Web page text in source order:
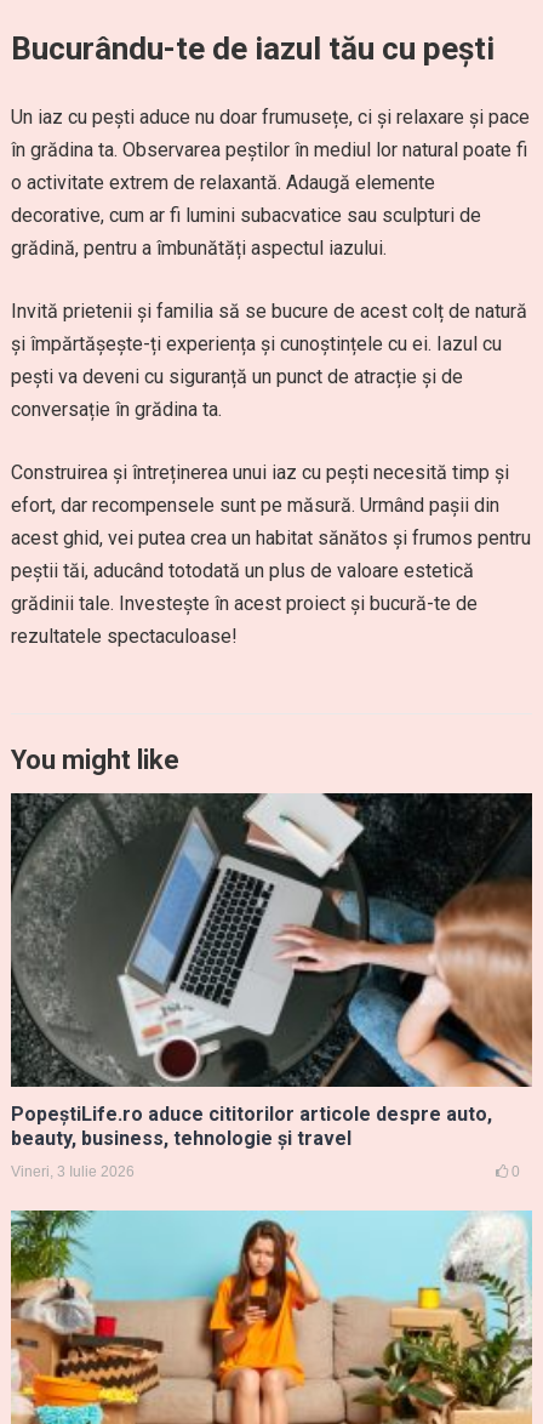
Bucurându-te de iazul tău cu pești
Un iaz cu pești aduce nu doar frumusețe, ci și relaxare și pace
în grădina ta. Observarea peștilor în mediul lor natural poate fi
o activitate extrem de relaxantă. Adaugă elemente
decorative, cum ar fi lumini subacvatice sau sculpturi de
grădină, pentru a îmbunătăți aspectul iazului.
Invită prietenii și familia să se bucure de acest colț de natură
și împărtășește-ți experiența și cunoștințele cu ei. Iazul cu
pești va deveni cu siguranță un punct de atracție și de
conversație în grădina ta.
Construirea și întreținerea unui iaz cu pești necesită timp și
efort, dar recompensele sunt pe măsură. Urmând pașii din
acest ghid, vei putea crea un habitat sănătos și frumos pentru
peștii tăi, aducând totodată un plus de valoare estetică
grădinii tale. Investește în acest proiect și bucură-te de
rezultatele spectaculoase!
You might like
PopeștiLife.ro aduce cititorilor articole despre auto,
beauty, business, tehnologie și travel
Vineri, 3 Iulie 2026 0